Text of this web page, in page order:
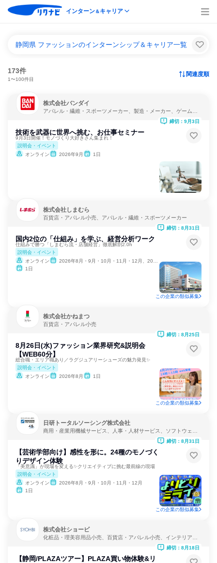
インターン＆キャリア
静岡県 ファッションのインターンシップ＆キャリア一覧
173件
1〜100件目
関連度順
株式会社バンダイ
アパレル・繊維・スポーツメーカー、製造・メーカー、ゲーム制
技術を武器に世界へ挑む、お仕事セミナー
9月3日開催！モノづくり大好きさん集まれ！
説明会・イベント
オンライン
2026年9月 1日
締切：9月3日
株式会社しまむら
百貨店・アパレル小売、アパレル・繊維・スポーツメーカー
国内2位の「仕組み」を学ぶ、経営分析ワーク
仕組みで勝つ「しまむら流・店舗経営」徹底解剖2.0h
説明会・イベント
オンライン
2026年8月・9月・10月・11月・12月、2027年1月
1日
締切：8月31日
この企業の類似募集
株式会社かねまつ
百貨店・アパレル小売
8月26日(水)ファッション業界研究&説明会
【WEB60分】
総合職・エリア職あり／ラグジュアリーシューズの魅力発見✨
説明会・イベント
オンライン
2026年8月 1日
締切：8月25日
この企業の類似募集
日研トータルソーシング株式会社
商用・産業用機械サービス、人事・人材サービス、ソフトウェア
【芸術学部向け】感性を形に。24種のモノづく
りデザイン体験
「美意識」が現場を変える✨クリエイティブに挑む最前線の現場
説明会・イベント
オンライン
2026年8月・9月・10月・11月・12月
1日
締切：8月31日
この企業の類似募集
株式会社ショービ
化粧品・理美容用品小売、百貨店・アパレル小売、インテリア・
【静岡/PLAZAツアー】PLAZA買い物体験&リ
締切：8月18日